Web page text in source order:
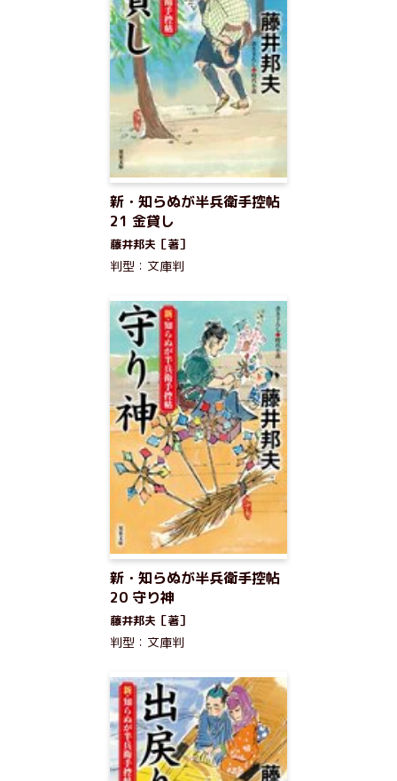
新・知らぬが半兵衛手控帖
21 金貸し
藤井邦夫［著］
判型：文庫判
新・知らぬが半兵衛手控帖
20 守り神
藤井邦夫［著］
判型：文庫判